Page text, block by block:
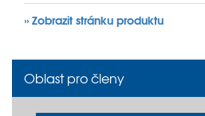
» Zobrazit stránku produktu
Oblast pro členy